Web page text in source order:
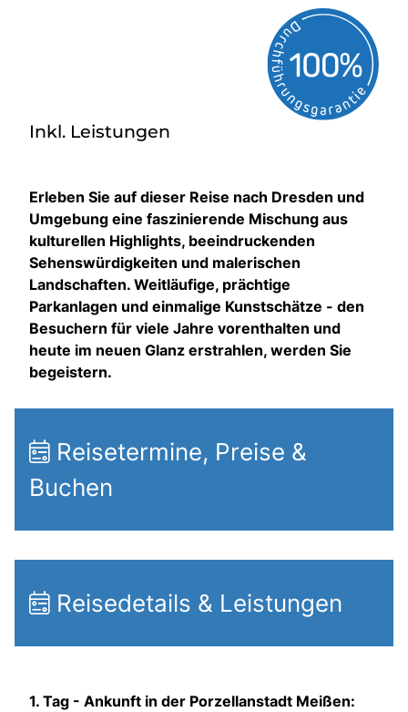
Inkl. Leistungen
Erleben Sie auf dieser Reise nach Dresden und
Umgebung eine faszinierende Mischung aus
kulturellen Highlights, beeindruckenden
Sehenswürdigkeiten und malerischen
Landschaften. Weitläufige, prächtige
Parkanlagen und einmalige Kunstschätze - den
Besuchern für viele Jahre vorenthalten und
heute im neuen Glanz erstrahlen, werden Sie
begeistern.
Reisetermine, Preise &
Buchen
Reisedetails & Leistungen
1. Tag - Ankunft in der Porzellanstadt Meißen: